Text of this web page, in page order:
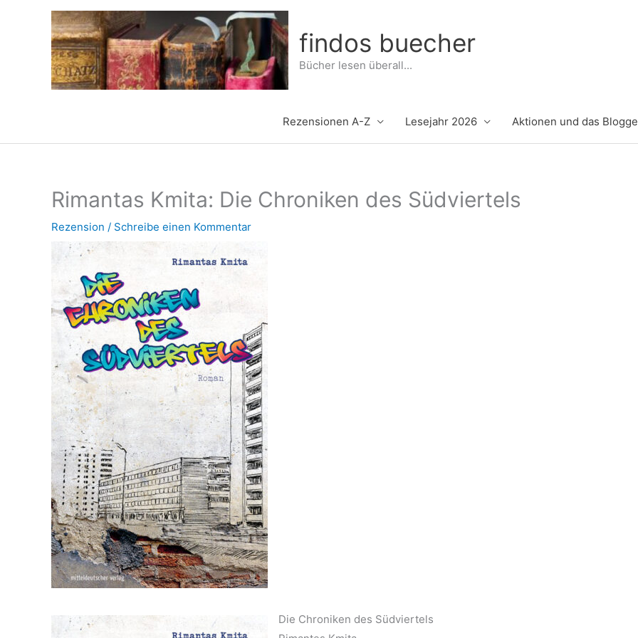
findos buecher
Bücher lesen überall...
Rezensionen A-Z Lesejahr 2026 Aktionen und das
Rimantas Kmita: Die Chroniken des Südviertels
Rezension / Schreibe einen Kommentar
Die Chroniken des Südviertels